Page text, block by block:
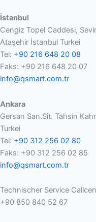
İstanbul
Cengiz Topel Caddesi,
Ataşehir İstanbul Turkei
Tel: +90 216 648 20 08
Faks: +90 216 648 20 07
info@qsmart.com.tr
Ankara
Gersan San.Sit. Tahsin
Turkei
Tel: +90 312 256 02 80
Faks: +90 312 256 02 85
info@qsmart.com.tr
Technischer Service
+90 850 840 52 67